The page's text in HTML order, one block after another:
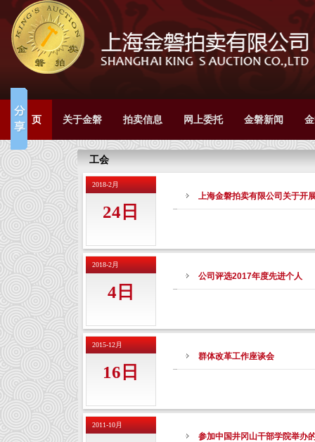
首 页 关于金磐 拍卖信息 网上委托 金磐新闻
工会
2018-2月
24日
上海金磐拍卖有限公司关于开
2018-2月
4日
公司评选2017年度先进个人
2015-12月
16日
群体改革工作座谈会
2011-10月
参加中国井冈山干部学院举办